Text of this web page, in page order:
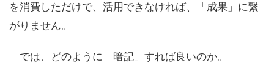
を消費しただけで、活用できなければ、「成果」に繋
がりません。
では、どのように「暗記」すれば良いのか。